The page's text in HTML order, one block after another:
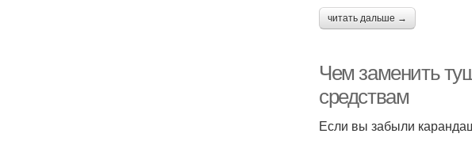
читать дальше →
Чем заменить
средствам
Если вы забыли